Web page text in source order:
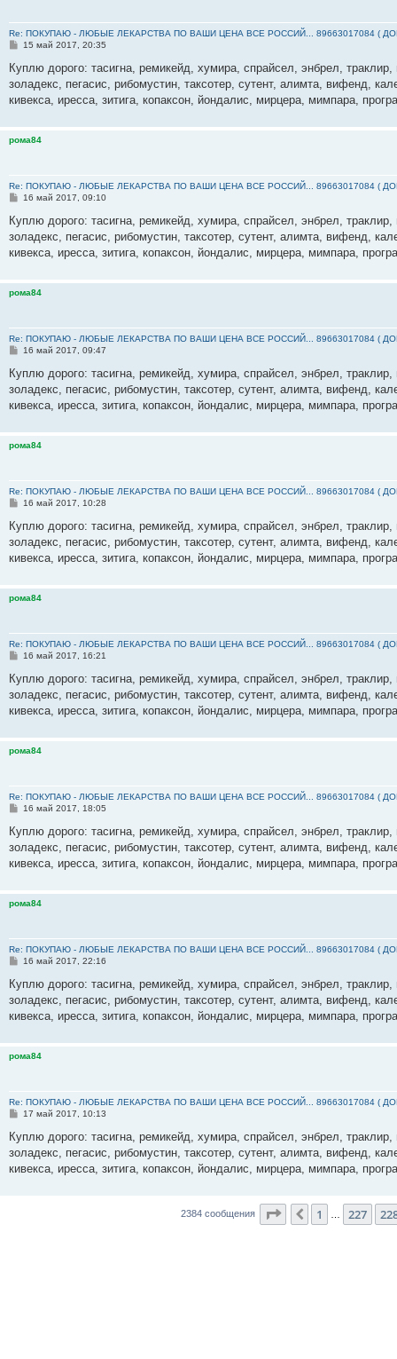
Re: ПОКУПАЮ - ЛЮБЫЕ ЛЕКАРСТВА ПО ВАШИ ЦЕНА ВСЕ РОССИЙ... 89663017084 (
С
о
б
щ
е
е
15 май 2017, 20:35
Куплю дорого: тасигна, ремикейд, хумира, спрайсел, энбрел,
золадекс, пегасис, рибомустин, таксотер, сутент, алимта, вифенд,
кивекса, иресса, зитига, копаксон, йондалис, мирцера, мимпара,
рома84
Re: ПОКУПАЮ - ЛЮБЫЕ ЛЕКАРСТВА ПО ВАШИ ЦЕНА ВСЕ РОССИЙ... 89663017084 (
С
о
б
щ
е
е
16 май 2017, 09:10
Куплю дорого: тасигна, ремикейд, хумира, спрайсел, энбрел,
золадекс, пегасис, рибомустин, таксотер, сутент, алимта, вифенд,
кивекса, иресса, зитига, копаксон, йондалис, мирцера, мимпара,
рома84
Re: ПОКУПАЮ - ЛЮБЫЕ ЛЕКАРСТВА ПО ВАШИ ЦЕНА ВСЕ РОССИЙ... 89663017084 (
С
о
б
щ
е
е
16 май 2017, 09:47
Куплю дорого: тасигна, ремикейд, хумира, спрайсел, энбрел,
золадекс, пегасис, рибомустин, таксотер, сутент, алимта, вифенд,
кивекса, иресса, зитига, копаксон, йондалис, мирцера, мимпара,
рома84
Re: ПОКУПАЮ - ЛЮБЫЕ ЛЕКАРСТВА ПО ВАШИ ЦЕНА ВСЕ РОССИЙ... 89663017084 (
С
о
б
щ
е
е
16 май 2017, 10:28
Куплю дорого: тасигна, ремикейд, хумира, спрайсел, энбрел,
золадекс, пегасис, рибомустин, таксотер, сутент, алимта, вифенд,
кивекса, иресса, зитига, копаксон, йондалис, мирцера, мимпара,
рома84
Re: ПОКУПАЮ - ЛЮБЫЕ ЛЕКАРСТВА ПО ВАШИ ЦЕНА ВСЕ РОССИЙ... 89663017084 (
С
о
б
щ
е
е
16 май 2017, 16:21
Куплю дорого: тасигна, ремикейд, хумира, спрайсел, энбрел,
золадекс, пегасис, рибомустин, таксотер, сутент, алимта, вифенд,
кивекса, иресса, зитига, копаксон, йондалис, мирцера, мимпара,
рома84
Re: ПОКУПАЮ - ЛЮБЫЕ ЛЕКАРСТВА ПО ВАШИ ЦЕНА ВСЕ РОССИЙ... 89663017084 (
С
о
б
щ
е
е
16 май 2017, 18:05
Куплю дорого: тасигна, ремикейд, хумира, спрайсел, энбрел,
золадекс, пегасис, рибомустин, таксотер, сутент, алимта, вифенд,
кивекса, иресса, зитига, копаксон, йондалис, мирцера, мимпара,
рома84
Re: ПОКУПАЮ - ЛЮБЫЕ ЛЕКАРСТВА ПО ВАШИ ЦЕНА ВСЕ РОССИЙ... 89663017084 (
С
о
б
щ
е
е
16 май 2017, 22:16
Куплю дорого: тасигна, ремикейд, хумира, спрайсел, энбрел,
золадекс, пегасис, рибомустин, таксотер, сутент, алимта, вифенд,
кивекса, иресса, зитига, копаксон, йондалис, мирцера, мимпара,
рома84
Re: ПОКУПАЮ - ЛЮБЫЕ ЛЕКАРСТВА ПО ВАШИ ЦЕНА ВСЕ РОССИЙ... 89663017084 (
С
о
б
щ
е
17 май 2017, 10:13
Куплю дорого: тасигна, ремикейд, хумира, спрайсел, энбрел,
золадекс, пегасис, рибомустин, таксотер, сутент, алимта, вифенд,
кивекса, иресса, зитига, копаксон, йондалис, мирцера, мимпара,
2384 сообщения Страница 229из
Пред.
1 227